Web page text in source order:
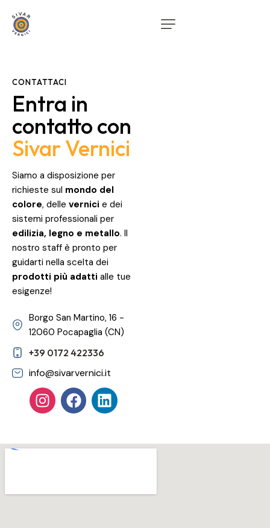
CONTATTACI
Entra in
contatto con
Sivar Vernici
Siamo a disposizione per
richieste sul mondo del
colore, delle vernici e dei
sistemi professionali per
edilizia, legno e metallo. Il
nostro staff è pronto per
guidarti nella scelta dei
prodotti più adatti alle tue
esigenze!
Borgo San Martino, 16 -
12060 Pocapaglia (CN)
+39 0172 422336
info@sivarvernici.it